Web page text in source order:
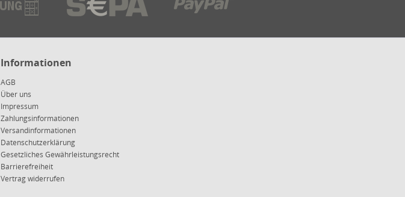
Informationen
AGB
Über uns
Impressum
Zahlungsinformationen
Versandinformationen
Datenschutzerklärung
Gesetzliches Gewährleistungsrecht
Barrierefreiheit
Vertrag widerrufen